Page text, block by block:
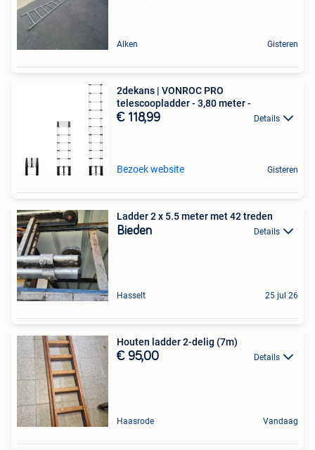
Alken Gisteren
2dekans | VONROC PRO
telescoopladder - 3,80 meter -
€ 118,99 Details
Bezoek website Gisteren
Ladder 2 x 5.5 meter met 42 treden
Bieden Details
Hasselt 25 jul 26
Houten ladder 2-delig (7m)
€ 95,00 Details
Haasrode Vandaag